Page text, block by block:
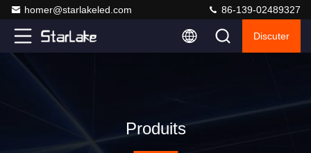
homer@starlakeled.com 86-139-02489327
Discuter
Produits